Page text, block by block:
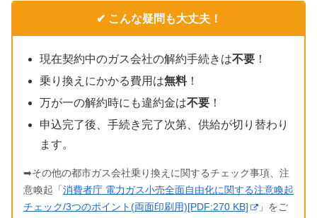
✔ こんな疑問も大丈夫！
現在契約中のガス会社の解約手続きは不要 ！
乗り換えにかかる費用は無料！
万が一の解約時にも違約金は不要 ！
申込完了後、手続き完了次第、供給が切り替わり
ます。
➡その他の都市ガス会社乗り換えに関するチェック事項、注
意喚起「 消費者庁 電力ガス小売全面自由化に関する注意喚起
チェック/3つのポイント(両面印刷用)[PDF:270 KB]
」をご